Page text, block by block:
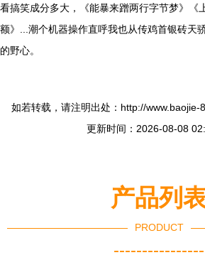
看搞笑成分多大，《能暴来蹭两行字节梦》《
额》...潮个机器操作直呼我也从传鸡首银砖天
的野心。
如若转载，请注明出处：http://
更新时间：2026-08-08
产品列
PRODUCT
----------------